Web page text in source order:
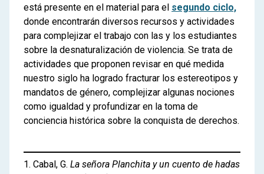
está presente en el material para el segundo ciclo,
donde encontrarán diversos recursos y actividades
para complejizar el trabajo con las y los estudiantes
sobre la desnaturalización de violencia. Se trata de
actividades que proponen revisar en qué medida
nuestro siglo ha logrado fracturar los estereotipos y
mandatos de género, complejizar algunas nociones
como igualdad y profundizar en la toma de
conciencia histórica sobre la conquista de derechos.
1. Cabal, G. La señora Planchita y un cuento de hadas